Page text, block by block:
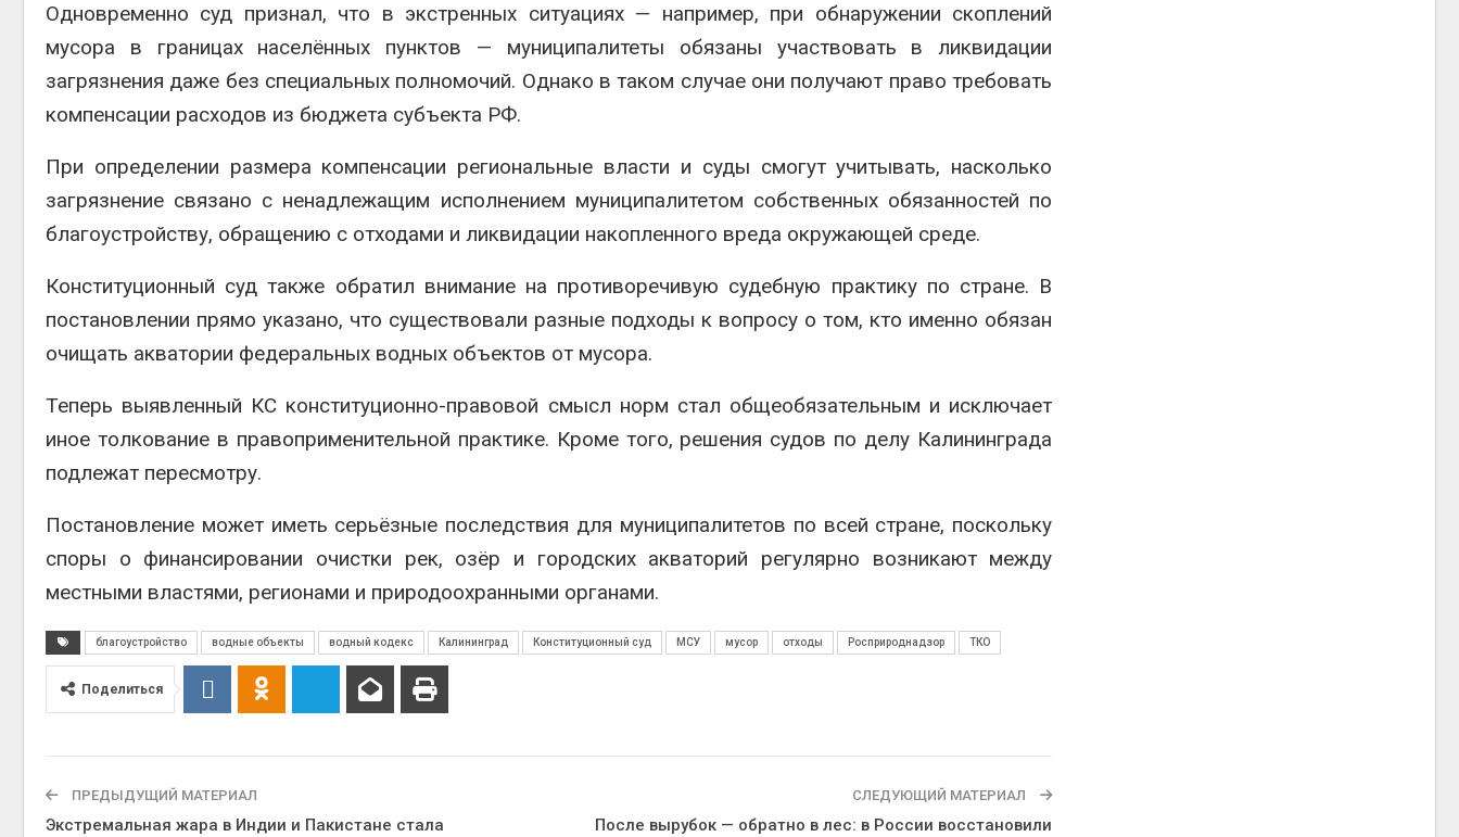
Одновременно суд признал, что в экстренных ситуациях — например, при обнаружении скоплений
мусора в границах населённых пунктов — муниципалитеты обязаны участвовать в ликвидации
загрязнения даже без специальных полномочий. Однако в таком случае они получают право требовать
компенсации расходов из бюджета субъекта РФ.
При определении размера компенсации региональные власти и суды смогут учитывать, насколько
загрязнение связано с ненадлежащим исполнением муниципалитетом собственных обязанностей по
благоустройству, обращению с отходами и ликвидации накопленного вреда окружающей среде.
Конституционный суд также обратил внимание на противоречивую судебную практику по стране. В
постановлении прямо указано, что существовали разные подходы к вопросу о том, кто именно обязан
очищать акватории федеральных водных объектов от мусора.
Теперь выявленный КС конституционно-правовой смысл норм стал общеобязательным и исключает
иное толкование в правоприменительной практике. Кроме того, решения судов по делу Калининграда
подлежат пересмотру.
Постановление может иметь серьёзные последствия для муниципалитетов по всей стране, поскольку
споры о финансировании очистки рек, озёр и городских акваторий регулярно возникают между
местными властями, регионами и природоохранными органами.
благоустройство водные объекты водный кодекс Калининград Конституционный суд МСУ мусор отходы Росприроднадзор ТКО
Поделиться
ПРЕДЫДУЩИЙ МАТЕРИАЛ
Экстремальная жара в Индии и Пакистане стала
СЛЕДУЮЩИЙ МАТЕРИАЛ
После вырубок — обратно в лес: в России восстановили